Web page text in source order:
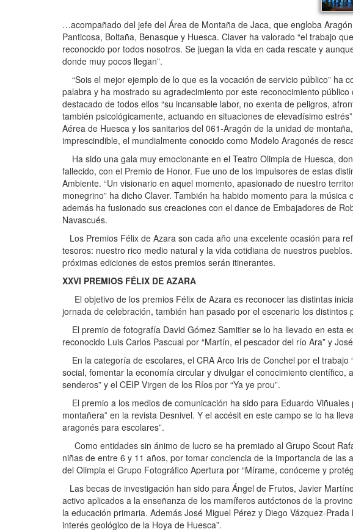
…acompañado del jefe del Área de Montaña de Jaca, que engloba
Panticosa, Boltaña, Benasque y Huesca. Claver ha valorado “el trabajo
reconocido por todos nosotros. Se juegan la vida en cada rescate y
donde muy pocos llegan”.
“Sois el mejor ejemplo de lo que es la vocación de servicio público” ha
palabra y ha mostrado su agradecimiento por este reconocimiento
destacado de todos ellos “su incansable labor, no exenta de peligros,
también psicológicamente, actuando en situaciones de elevadísimo
Aérea de Huesca y los sanitarios del 061-Aragón de la unidad de
imprescindible, el mundialmente conocido como Modelo Aragonés de
Ha sido una gala muy emocionante en el Teatro Olimpia de Huesca,
fallecido, con el Premio de Honor. Fue uno de los impulsores de estas
Ambiente. “Un visionario en aquel momento, apasionado de nuestro
monegrino” ha dicho Claver. También ha habido momento para la
además ha fusionado sus creaciones con el dance de Embajadores de
Navascués.
Los Premios Félix de Azara son cada año una excelente ocasión para
tesoros: nuestro rico medio natural y la vida cotidiana de nuestros
próximas ediciones de estos premios serán itinerantes.
XXVI PREMIOS FÉLIX DE AZARA
El objetivo de los premios Félix de Azara es reconocer las distintas
jornada de celebración, también han pasado por el escenario los distintos
El premio de fotografía David Gómez Samitier se lo ha llevado en esta
reconocido Luis Carlos Pascual por “Martín, el pescador del río Ara” y
En la categoría de escolares, el CRA Arco Iris de Conchel por el
social, fomentar la economía circular y divulgar el conocimiento
senderos” y el CEIP Virgen de los Ríos por “Ya ye prou”.
El premio a los medios de comunicación ha sido para Eduardo
montañera” en la revista Desnivel. Y el accésit en este campo se lo ha
aragonés para escolares”.
Como entidades sin ánimo de lucro se ha premiado al Grupo Scout
niñas de entre 6 y 11 años, por tomar conciencia de la importancia de
del Olimpia el Grupo Fotográfico Apertura por “Mírame, conóceme y
Las becas de investigación han sido para Ángel de Frutos, Javier
activo aplicados a la enseñanza de los mamíferos autóctonos de la
la educación primaria. Además José Miguel Pérez y Diego Vázquez-
interés geológico de la Hoya de Huesca”.